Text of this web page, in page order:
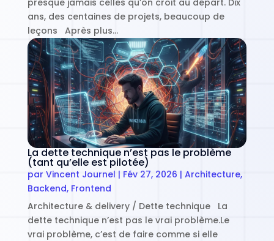
ans, des centaines de projets, beaucoup de
leçons Après plus…
La dette technique n’est pas le problème
(tant qu’elle est pilotée)
par Vincent Journel | Fév 27, 2026 | Architecture,
Backend, Frontend
Architecture & delivery / Dette technique La
dette technique n’est pas le vrai problème.Le
vrai problème, c’est de faire comme si elle